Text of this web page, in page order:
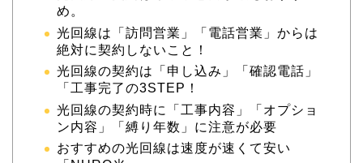
め。
光回線は「訪問営業」「電話営業」からは
絶対に契約しないこと！
光回線の契約は「申し込み」「確認電話」
「工事完了の3STEP！
光回線の契約時に「工事内容」「オプショ
ン内容」「縛り年数」に注意が必要
おすすめの光回線は速度が速くて安い